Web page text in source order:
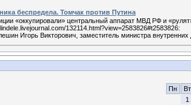
беспредела. Томчак против Путина
«оккупировали» центральный аппарат МВД РФ и
132114.html?view=2583826#t2583826:
Игорь Викторович, заместитель министра
Пн
Вт
1